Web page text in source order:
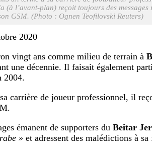
(à l’avant-plan) reçoit toujours des messages
GSM. (Photo : Ognen Teofilovski Reuters)
2020
vingt ans comme milieu de terrain à
une décennie. Il faisait également
2004.
carrière de joueur professionnel, il
émanent de supporters du Beitar
» et adressent des malédictions à